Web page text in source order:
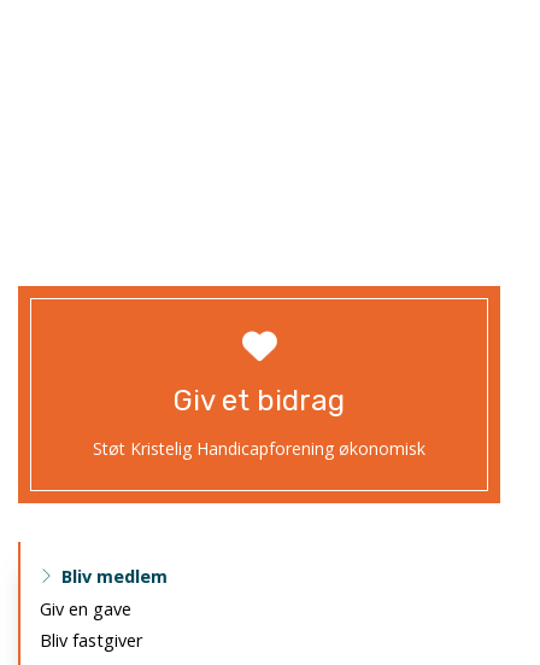
Giv et bidrag
Støt Kristelig Handicapforening økonomisk
Primær
Bliv medlem
Giv en gave
Bliv fastgiver